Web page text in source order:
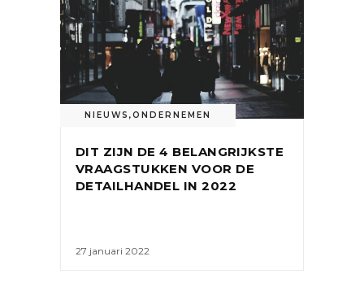
NIEUWS ,ONDERNEMEN
DIT ZIJN DE 4 BELANGRIJKSTE
VRAAGSTUKKEN VOOR DE
DETAILHANDEL IN 2022
27 januari 2022